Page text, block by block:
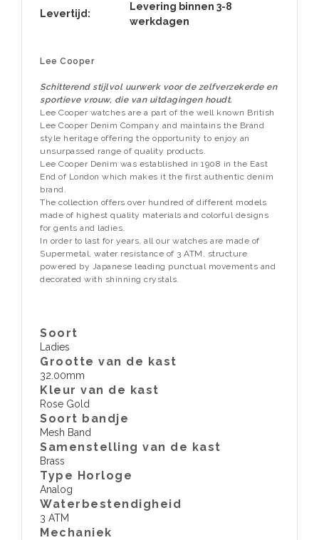
Levertijd:
Levering binnen 3-8
werkdagen
Lee Cooper
Schitterend stijlvol uurwerk voor de zelfverzekerde en
sportieve vrouw, die van uitdagingen houdt.
Lee Cooper watches are a part of the well known British
Lee Cooper Denim Company and maintains the Brand
style heritage offering the opportunity to enjoy an
unsurpassed range of quality products.
Lee Cooper Denim was established in 1908 in the East
End of London which makes it the first authentic denim
brand.
The collection offers over hundred of different models
made of highest quality materials and colorful designs
for gents and ladies.
In order to last for years, all our watches are made of
Supermetal, water resistance of 3 ATM, structure
powered by Japanese leading punctual movements and
decorated with shinning crystals.
Soort
Ladies
Grootte van de kast
32.00mm
Kleur van de kast
Rose Gold
Soort bandje
Mesh Band
Samenstelling van de kast
Brass
Type Horloge
Analog
Waterbestendigheid
3 ATM
​Mechaniek